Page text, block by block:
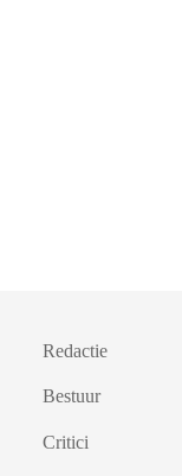
Redactie
Bestuur
Critici